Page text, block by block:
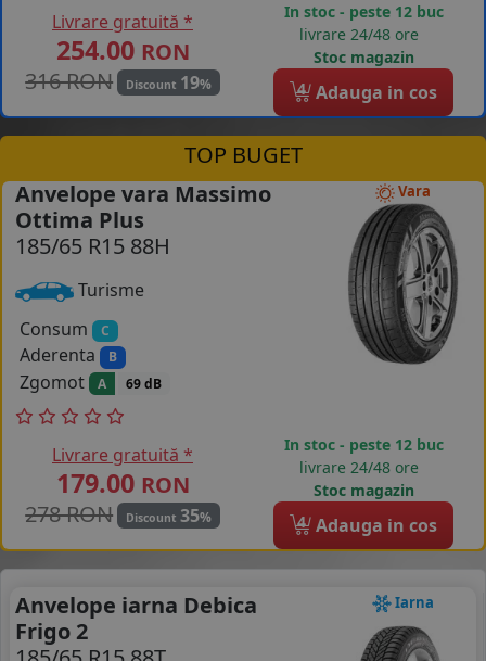
Livrare gratuită *
254.00 RON
316 RON
Discount 19%
In stoc - peste 12 buc
livrare 24/48 ore
Stoc magazin
4 Adauga in cos
TOP BUGET
Vara
Anvelope vara Massimo
Ottima Plus
185/65 R15 88H
Turisme
Consum
C
Aderenta B
Zgomot A 69 dB
Livrare gratuită *
179.00 RON
278 RON
Discount 35%
In stoc - peste 12 buc
livrare 24/48 ore
Stoc magazin
4 Adauga in cos
Iarna
Anvelope iarna Debica
Frigo 2